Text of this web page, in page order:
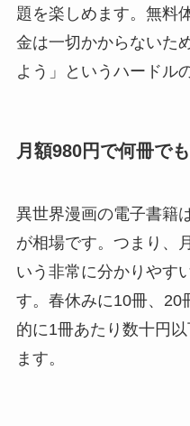
題を楽しめます。無料
金は一切かからないた
よう」というハードル
月額980円で何冊で
異世界漫画の電子書籍
が相場です。つまり、
いう非常に分かりやす
す。春休みに10冊、20
的に1冊あたり数十円
ます。